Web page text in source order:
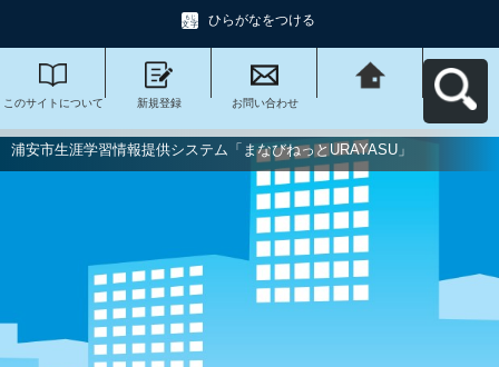
ひらがなをつける
このサイトについて 新規登録 お問い合わせ
びねっと
URAYASU」へ戻る
浦安市生涯学習情報提供システム「まなびねっとURAYASU」